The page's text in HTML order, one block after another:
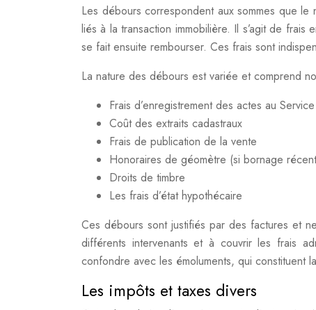
Les débours correspondent aux sommes que
liés à la transaction immobilière. Il s’agit de
se fait ensuite rembourser. Ces frais sont
La nature des débours est variée et comprend
Frais d’enregistrement des actes au
Coût des extraits cadastraux
Frais de publication de la vente
Honoraires de géomètre (si bornage
Droits de timbre
Les frais d’état hypothécaire
Ces débours sont justifiés par des factures et
différents intervenants et à couvrir les frais
confondre avec les émoluments, qui constituent
Les impôts et taxes divers